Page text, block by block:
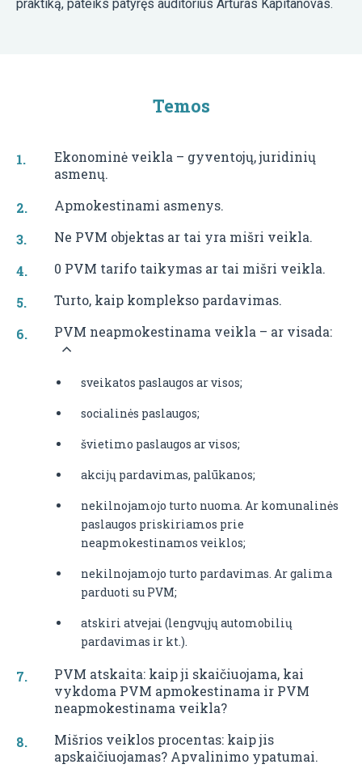
praktiką, pateiks patyręs auditorius Artūras Kapitanovas.
Temos
Ekonominė veikla – gyventojų, juridinių
asmenų.
Apmokestinami asmenys.
Ne PVM objektas ar tai yra mišri veikla.
0 PVM tarifo taikymas ar tai mišri veikla.
Turto, kaip komplekso pardavimas.
PVM neapmokestinama veikla – ar visada:
sveikatos paslaugos ar visos;
socialinės paslaugos;
švietimo paslaugos ar visos;
akcijų pardavimas, palūkanos;
nekilnojamojo turto nuoma. Ar komunalinės
paslaugos priskiriamos prie
neapmokestinamos veiklos;
nekilnojamojo turto pardavimas. Ar galima
parduoti su PVM;
atskiri atvejai (lengvųjų automobilių
pardavimas ir kt.).
PVM atskaita: kaip ji skaičiuojama, kai
vykdoma PVM apmokestinama ir PVM
neapmokestinama veikla?
Mišrios veiklos procentas: kaip jis
apskaičiuojamas? Apvalinimo ypatumai.